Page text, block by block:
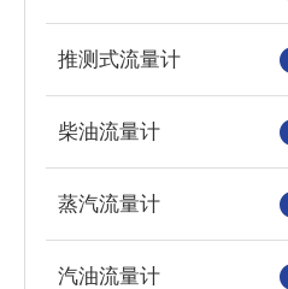
推测式流量计
柴油流量计
蒸汽流量计
汽油流量计